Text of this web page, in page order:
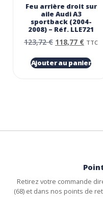
Feu arrière droit sur
aile Audi A3
sportback (2004-
2008) – Réf. LLE721
123,72€ 118,77 € TTC
Ajouter au panier
Retirez votre commande
(68) et dans nos points de